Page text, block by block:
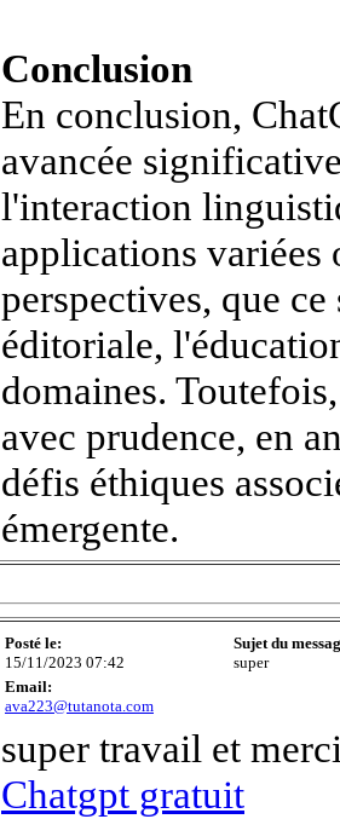
Conclusion
En conclusion,
avancée
l'interaction
applications variées
perspectives, que
éditoriale,
domaines.
avec prudence, en
défis éthiques
émergente.
Posté le:
15/11/2023 07:42
Sujet du
super
Email:
ava223@tutanota.com
super travail et
Chatgpt gratuit